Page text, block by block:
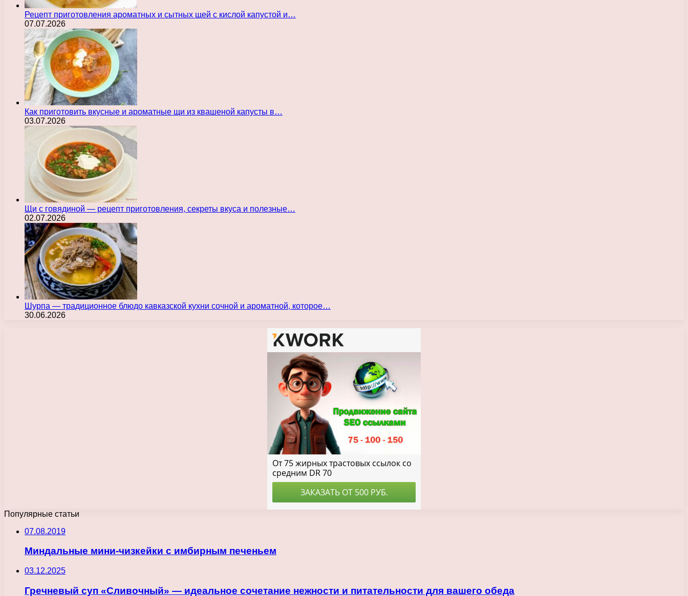
Рецепт приготовления ароматных и сытных щей с кислой капустой и…
07.07.2026
Как приготовить вкусные и ароматные щи из квашеной капусты в…
03.07.2026
Щи с говядиной — рецепт приготовления, секреты вкуса и полезные…
02.07.2026
Шурпа — традиционное блюдо кавказской кухни сочной и ароматной, которое…
30.06.2026
Популярные статьи
07.08.2019
Миндальные мини-чизкейки с имбирным печеньем
03.12.2025
Гречневый суп «Сливочный» — идеальное сочетание нежности и питательности для вашего обеда